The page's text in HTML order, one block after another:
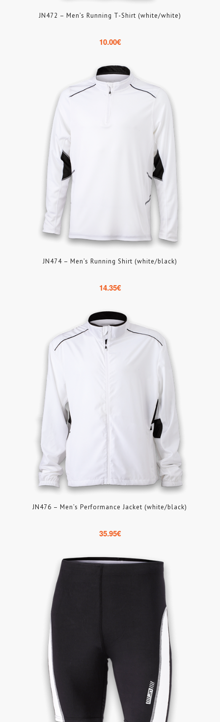
JN472 – Men’s Running T-Shirt (white/white)
10.00€
JN474 – Men’s Running Shirt (white/black)
14.35€
JN476 – Men’s Performance Jacket (white/black)
35.95€